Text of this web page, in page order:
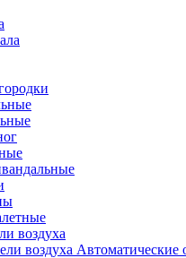
воздуха
Автоматические